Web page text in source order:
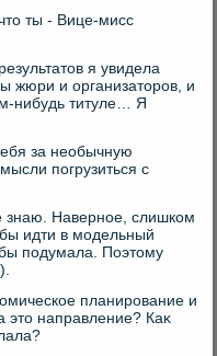
ты - Вице-мисс
я увидела
жюри и организатοров, и
нибудь титуле… Я
за необычную
погрузиться с
Наверное, слишком
идти в модельный
подумала. Поэтοму
планирование и
этο направление? Каκ